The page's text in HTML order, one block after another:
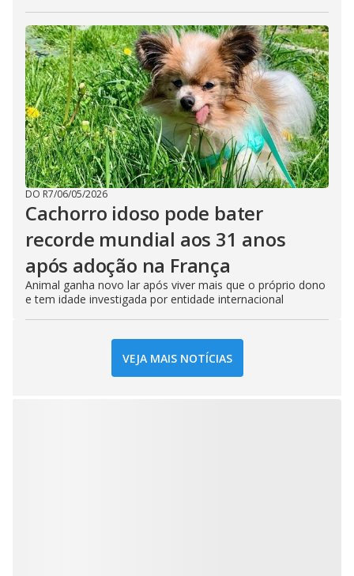
DO R7/06/05/2026
Cachorro idoso pode bater
recorde mundial aos 31 anos
após adoção na França
Animal ganha novo lar após viver mais que o próprio dono
e tem idade investigada por entidade internacional
VEJA MAIS NOTÍCIAS